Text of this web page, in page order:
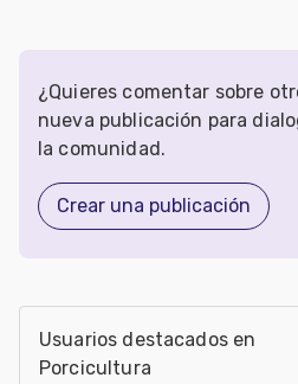
¿Quieres comentar sobre
nueva publicación para
la comunidad.
Crear una publicación
Usuarios destacados en
Porcicultura